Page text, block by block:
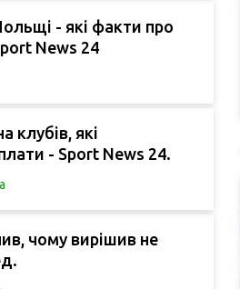
- які факти про
News 24
клубів, які
- Sport News 24.
чому вирішив не